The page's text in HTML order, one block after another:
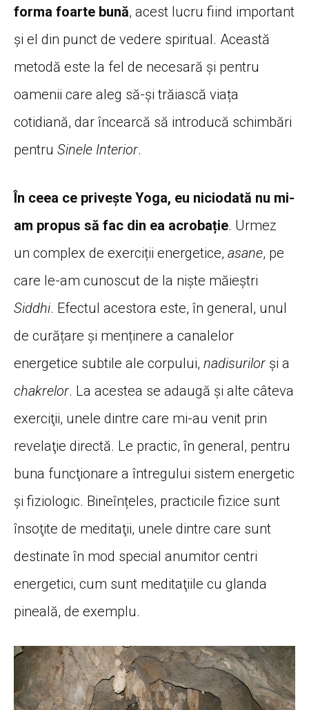
forma foarte bună, acest lucru fiind important
și el din punct de vedere spiritual. Această
metodă este la fel de necesară şi pentru
oamenii care aleg să-și trăiască viața
cotidiană, dar încearcă să introducă schimbări
pentru Sinele Interior.
În ceea ce privește Yoga, eu niciodată nu mi-
am propus să fac din ea acrobație. Urmez
un complex de exerciții energetice, asane, pe
care le-am cunoscut de la nişte măieștri
Siddhi. Efectul acestora este, în general, unul
de curățare și menținere a canalelor
energetice subtile ale corpului, nadisurilor și a
chakrelor. La acestea se adaugă şi alte câteva
exerciţii, unele dintre care mi-au venit prin
revelaţie directă. Le practic, în general, pentru
buna funcţionare a întregului sistem energetic
şi fiziologic. Bineînțeles, practicile fizice sunt
însoţite de meditaţii, unele dintre care sunt
destinate în mod special anumitor centri
energetici, cum sunt meditaţiile cu glanda
pineală, de exemplu.